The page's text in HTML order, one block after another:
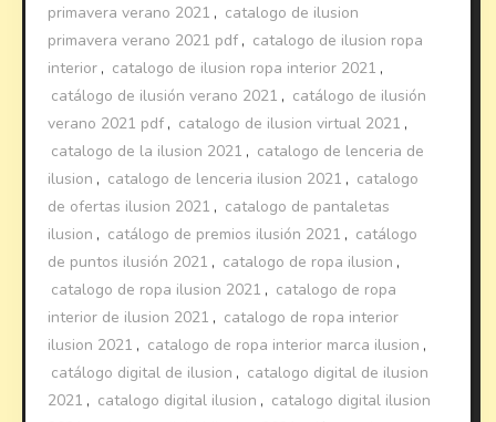
primavera verano 2021 , catalogo de ilusion
primavera verano 2021 pdf , catalogo de ilusion ropa
interior , catalogo de ilusion ropa interior 2021 ,
catálogo de ilusión verano 2021 , catálogo de ilusión
verano 2021 pdf , catalogo de ilusion virtual 2021 ,
catalogo de la ilusion 2021 , catalogo de lenceria de
ilusion , catalogo de lenceria ilusion 2021 , catalogo
de ofertas ilusion 2021 , catalogo de pantaletas
ilusion , catálogo de premios ilusión 2021 , catálogo
de puntos ilusión 2021 , catalogo de ropa ilusion ,
catalogo de ropa ilusion 2021 , catalogo de ropa
interior de ilusion 2021 , catalogo de ropa interior
ilusion 2021 , catalogo de ropa interior marca ilusion ,
catálogo digital de ilusion , catalogo digital de ilusion
2021 , catalogo digital ilusion , catalogo digital ilusion